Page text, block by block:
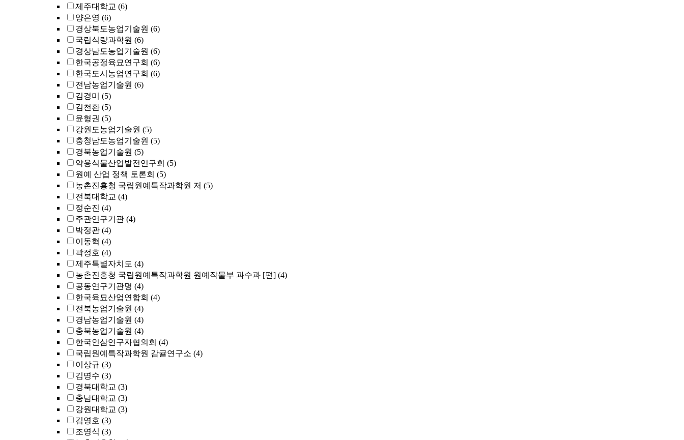
제주대학교 (6)
양은영 (6)
경상북도농업기술원 (6)
국립식량과학원 (6)
경상남도농업기술원 (6)
한국공정육묘연구회 (6)
한국도시농업연구회 (6)
전남농업기술원 (6)
김경미
(5)
김천환 (5)
윤형권 (5)
강원도농업기술원 (5)
충청남도농업기술원 (5)
경북농업기술원 (5)
약용식물산업발전연구회 (5)
원예 산업 정책 토론회 (5)
농촌진흥청 국립원예특작과학원 저 (5)
전북대학교 (4)
정순진 (4)
주관연구기관 (4)
박정관 (4)
이동혁 (4)
곽정호 (4)
제주특별자치도 (4)
농촌진흥청 국립원예특작과학원 원예작물부 과수과 [편] (4)
공동연구기관명 (4)
한국육묘산업연합회 (4)
전북농업기술원 (4)
경남농업기술원 (4)
충북농업기술원 (4)
한국인삼연구자협의회 (4)
국립원예특작과학원 감귤연구소 (4)
이상규 (3)
김명수 (3)
경북대학교 (3)
충남대학교 (3)
강원대학교 (3)
김영호 (3)
조영식 (3)